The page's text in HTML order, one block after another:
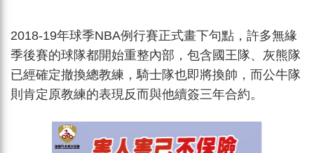
2018-19年球季NBA例行賽正式畫下句點，許多無緣
季後賽的球隊都開始重整內部，包含國王隊、灰熊隊
已經確定撤換總教練，騎士隊也即將換帥，而公牛隊
則肯定原教練的表現反而與他續簽三年合約。